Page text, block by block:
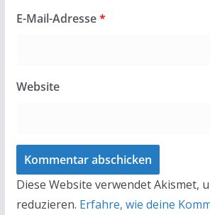
E-Mail-Adresse*
Website
Diese Website verwendet Akismet,
reduzieren. Erfahre, wie deine